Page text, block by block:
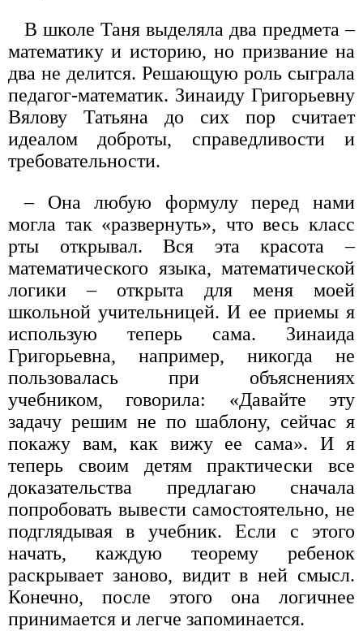
В школе Таня выделяла два предмета –
математику и историю, но призвание на
два не делится. Решающую роль сыграла
педагог-математик. Зинаиду Григорьевну
Вялову Татьяна до сих пор считает
идеалом доброты, справедливости и
требовательности.
– Она любую формулу перед нами
могла так «развернуть», что весь класс
рты открывал. Вся эта красота –
математического языка, математической
логики – открыта для меня моей
школьной учительницей. И ее приемы я
использую теперь сама. Зинаида
Григорьевна, например, никогда не
пользовалась при объяснениях
учебником, говорила: «Давайте эту
задачу решим не по шаблону, сейчас я
покажу вам, как вижу ее сама». И я
теперь своим детям практически все
доказательства предлагаю сначала
попробовать вывести самостоятельно, не
подглядывая в учебник. Если с этого
начать, каждую теорему ребенок
раскрывает заново, видит в ней смысл.
Конечно, после этого она логичнее
принимается и легче запоминается.